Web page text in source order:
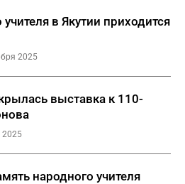
в Якутии приходится
2025
выставка к 110-
2025
народного учителя